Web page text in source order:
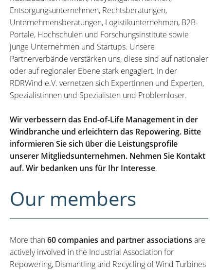
Entsorgungsunternehmen, Rechtsberatungen,
Unternehmensberatungen, Logistikunternehmen, B2B-
Portale, Hochschulen und Forschungsinstitute sowie
junge Unternehmen und Startups. Unsere
Partnerverbände verstärken uns, diese sind auf nationaler
oder auf regionaler Ebene stark engagiert. In der
RDRWind e.V. vernetzen sich Expertinnen und Experten,
Spezialistinnen und Spezialisten und Problemlöser.
Wir verbessern das End-of-Life Management in der
Windbranche und erleichtern das Repowering. Bitte
informieren Sie sich über die Leistungsprofile
unserer Mitgliedsunternehmen. Nehmen Sie Kontakt
auf. Wir bedanken uns für Ihr Interesse.
Our members
More than60 companies and partner associations are
actively involved in the Industrial Association for
Repowering, Dismantling and Recycling of Wind Turbines